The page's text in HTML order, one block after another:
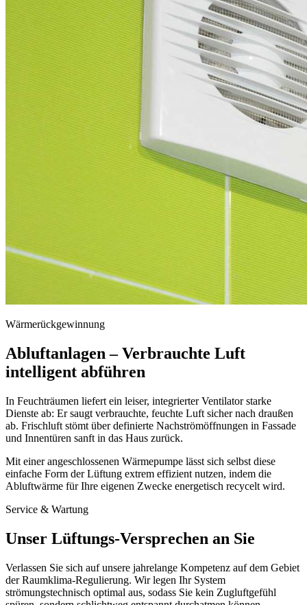
Wärmerückgewinnung
Abluftanlagen – Verbrauchte Luft
intelligent abführen
In Feuchträumen liefert ein leiser, integrierter Ventilator starke
Dienste ab: Er saugt verbrauchte, feuchte Luft sicher nach draußen
ab. Frischluft stömt über definierte Nachströmöffnungen in Fassade
und Innentüren sanft in das Haus zurück.
Mit einer angeschlossenen Wärmepumpe lässt sich selbst diese
einfache Form der Lüftung extrem effizient nutzen, indem die
Abluftwärme für Ihre eigenen Zwecke energetisch recycelt wird.
Service & Wartung
Unser Lüftungs-Versprechen an Sie
Verlassen Sie sich auf unsere jahrelange Kompetenz auf dem Gebiet
der Raumklima-Regulierung. Wir legen Ihr System
strömungstechnisch optimal aus, sodass Sie kein Zugluftgefühl